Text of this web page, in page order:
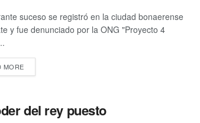
suceso se registró en la ciudad bonaerense
y fue denunciado por la ONG "Proyecto 4
MOREDETAILS
del rey puesto